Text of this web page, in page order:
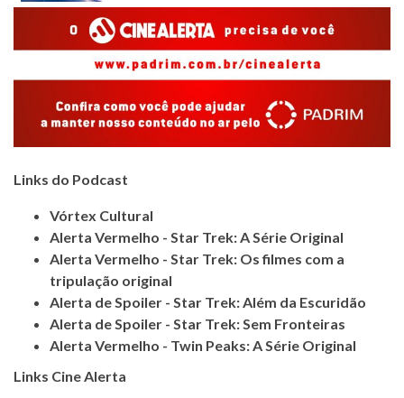
Links do Podcast
Vórtex Cultural
Alerta Vermelho - Star Trek: A Série Original
Alerta Vermelho - Star Trek: Os filmes com a
tripulação original
Alerta de Spoiler - Star Trek: Além da Escuridão
Alerta de Spoiler - Star Trek: Sem Fronteiras
Alerta Vermelho - Twin Peaks: A Série Original
Links Cine Alerta